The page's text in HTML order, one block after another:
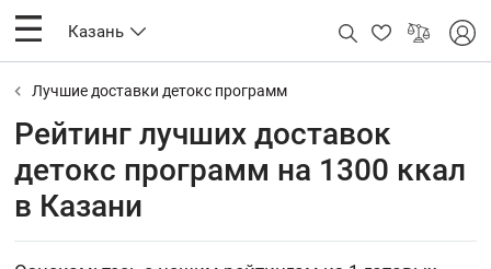
Казань
Лучшие доставки детокс программ
Рейтинг лучших доставок
детокс программ на 1300 ккал
в Казани